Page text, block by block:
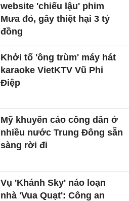
website 'chiếu lậu' phim
Mưa đỏ, gây thiệt hại 3 tỷ
đồng
Khởi tố 'ông trùm' máy hát
karaoke VietKTV Vũ Phi
Điệp
Mỹ khuyến cáo công dân ở
nhiều nước Trung Đông sẵn
sàng rời đi
Vụ 'Khánh Sky' náo loạn
nhà 'Vua Quạt': Công an